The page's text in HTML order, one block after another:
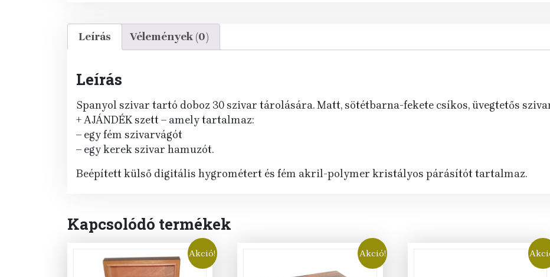
barna-
szett
Leírás Vélemények (0)
Leírás
Spanyol szivar tartó doboz 30 szivar tárolására. Matt, sötétbarna-fekete csíkos, üvegtetős
+ AJÁNDÉK szett – amely tartalmaz:
– egy fém szivarvágót
– egy kerek szivar hamuzót.
Beépített külső digitális hygrométert és fém akril-polymer kristályos párásítót tartalmaz.
Kapcsolódó termékek
Akció! Akció!